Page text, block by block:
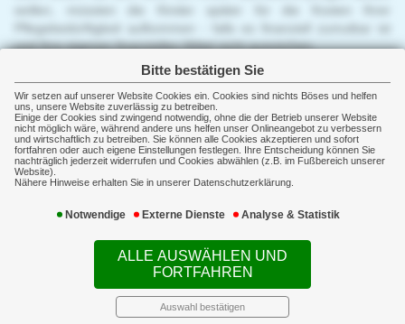
Bitte bestätigen Sie
Wir setzen auf unserer Website Cookies ein. Cookies sind nichts Böses und helfen
uns, unsere Website zuverlässig zu betreiben.
Einige der Cookies sind zwingend notwendig, ohne die der Betrieb unserer Website
nicht möglich wäre, während andere uns helfen unser Onlineangebot zu verbessern
und wirtschaftlich zu betreiben. Sie können alle Cookies akzeptieren und sofort
fortfahren oder auch eigene Einstellungen festlegen. Ihre Entscheidung können Sie
nachträglich jederzeit widerrufen und Cookies abwählen (z.B. im Fußbereich unserer
Website).
Nähere Hinweise erhalten Sie in unserer Datenschutzerklärung.
Notwendige Externe Dienste Analyse & Statistik
ALLE AUSWÄHLEN UND
FORTFAHREN
Auswahl bestätigen
wollen, müssten die Kinder später für die Kosten Ihrer
Pflegebedürftigkeit aufkommen - falls es finanziell zumutbar ist
und Ihre eigenen finanziellen Mittel nicht ausreichen.
Deutsche Förderpflege
Jetzt an später denken: Private
Pflegezusatzversicherung - staatlich gefördert
Mit dem sogenannten "Pflege-Bahr" wird die gesetzliche
Pflegeversicherung durch eine private Pflegezusatzversicherung
ergänzt. Für die freiwillige Zusatzversicherung gewährt der Staat
Betreuungsaufwand in den seltensten Fällen komplett alleine
schultern. Schon heute übersteigen die Kosten der Pflege die
Leistungen der gesetzlichen Pflegeversicherung. Aus diesem
Grund lohnt sich eine zusätzliche private Pflegezusatzversorgung